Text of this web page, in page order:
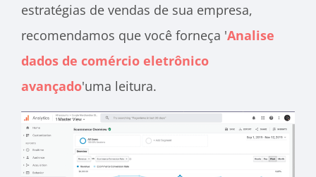
estratégias de vendas de sua empresa,
recomendamos que você forneça 'Analise
dados de comércio eletrônico
avançado'uma leitura.